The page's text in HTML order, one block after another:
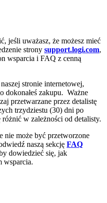
jeśli uważasz, że możesz mieć
strony support.logi.com,
wsparcia i FAQ z cenną
stronie internetowej,
dokonałeś zakupu. Ważne
przetwarzane przez detalistę
trzydziestu (30) dni po
w zależności od detalisty.
nie może być przetworzone
naszą sekcję FAQ
dowiedzieć się, jak
wsparcia.